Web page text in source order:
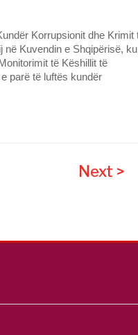
Korrupsionit dhe Krimit
në Kuvendin e Shqipërisë, ku
të Këshillit të
parë të luftës kundër
Next >